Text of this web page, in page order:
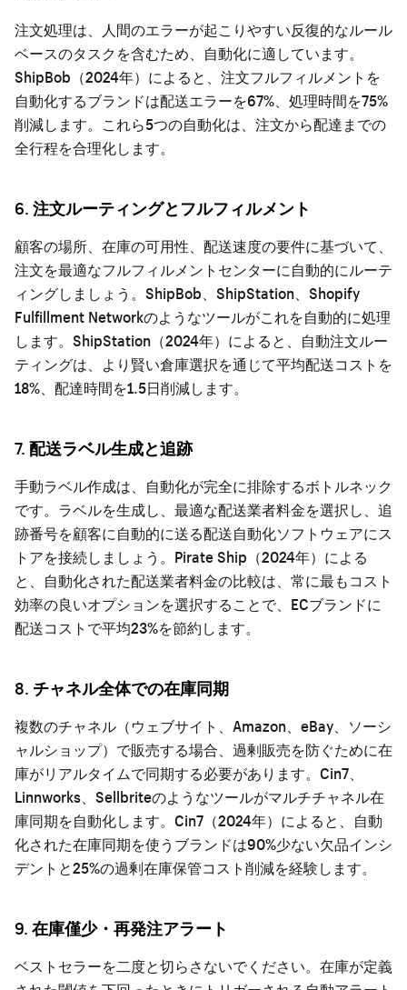
注文処理は、人間のエラーが起こりやすい反復的なルール
ベースのタスクを含むため、自動化に適しています。
ShipBob（2024年）によると、注文フルフィルメントを
自動化するブランドは配送エラーを67%、処理時間を75%
削減します。これら5つの自動化は、注文から配達までの
全行程を合理化します。
6. 注文ルーティングとフルフィルメント
顧客の場所、在庫の可用性、配送速度の要件に基づいて、
注文を最適なフルフィルメントセンターに自動的にルーテ
ィングしましょう。ShipBob、ShipStation、Shopify
Fulfillment Networkのようなツールがこれを自動的に処理
します。ShipStation（2024年）によると、自動注文ルー
ティングは、より賢い倉庫選択を通じて平均配送コストを
18%、配達時間を1.5日削減します。
7. 配送ラベル生成と追跡
手動ラベル作成は、自動化が完全に排除するボトルネック
です。ラベルを生成し、最適な配送業者料金を選択し、追
跡番号を顧客に自動的に送る配送自動化ソフトウェアにス
トアを接続しましょう。Pirate Ship（2024年）による
と、自動化された配送業者料金の比較は、常に最もコスト
効率の良いオプションを選択することで、ECブランドに
配送コストで平均23%を節約します。
8. チャネル全体での在庫同期
複数のチャネル（ウェブサイト、Amazon、eBay、ソーシ
ャルショップ）で販売する場合、過剰販売を防ぐために在
庫がリアルタイムで同期する必要があります。Cin7、
Linnworks、Sellbriteのようなツールがマルチチャネル在
庫同期を自動化します。Cin7（2024年）によると、自動
化された在庫同期を使うブランドは90%少ない欠品インシ
デントと25%の過剰在庫保管コスト削減を経験します。
9. 在庫僅少・再発注アラート
ベストセラーを二度と切らさないでください。在庫が定義